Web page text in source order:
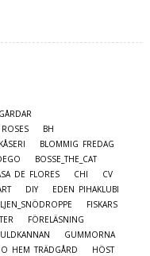
BH
BLOMMIG FREDAG
BOSSE_THE_CAT
DE FLORES CHI
CV
DIY
EDEN PIHAKLUBI
FISKARS
FÖRELÄSNING
GUMMORNA
HEM TRÄDGÅRD
HÖST